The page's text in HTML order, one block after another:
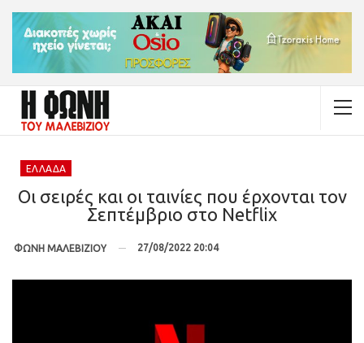
ΕΛΛΆΔΑ
Οι σειρές και οι ταινίες που έρχονται τον
Σεπτέμβριο στο Netflix
ΦΩΝΗ ΜΑΛΕΒΙΖΙΟΥ 27/08/2022 20:04